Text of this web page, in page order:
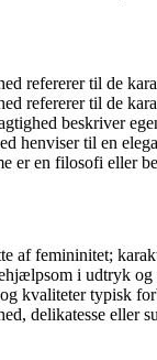
refererer til de
refererer til de
beskriver
henviser til en
er en filosofi eller
af femininitet;
i udtryk og
kvaliteter typisk
delikatesse eller